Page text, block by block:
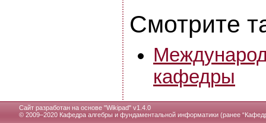
Смотрите
кафедры
Сайт разработан на основе "Wikipad" v1.4.0
© 2009–2020 Кафедра алгебры и фундаментальной информатики (ранее